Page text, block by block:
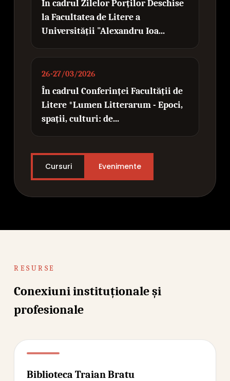
În cadrul Zilelor Porților Deschise
la Facultatea de Litere a
Universității "Alexandru Ioa...
26-27/03/2026
În cadrul Conferinței Facultății de
Litere *Lumen Litterarum - Epoci,
spații, culturi: de...
Cursuri Evenimente
RESURSE
Conexiuni instituționale și
profesionale
Biblioteca Traian Bratu